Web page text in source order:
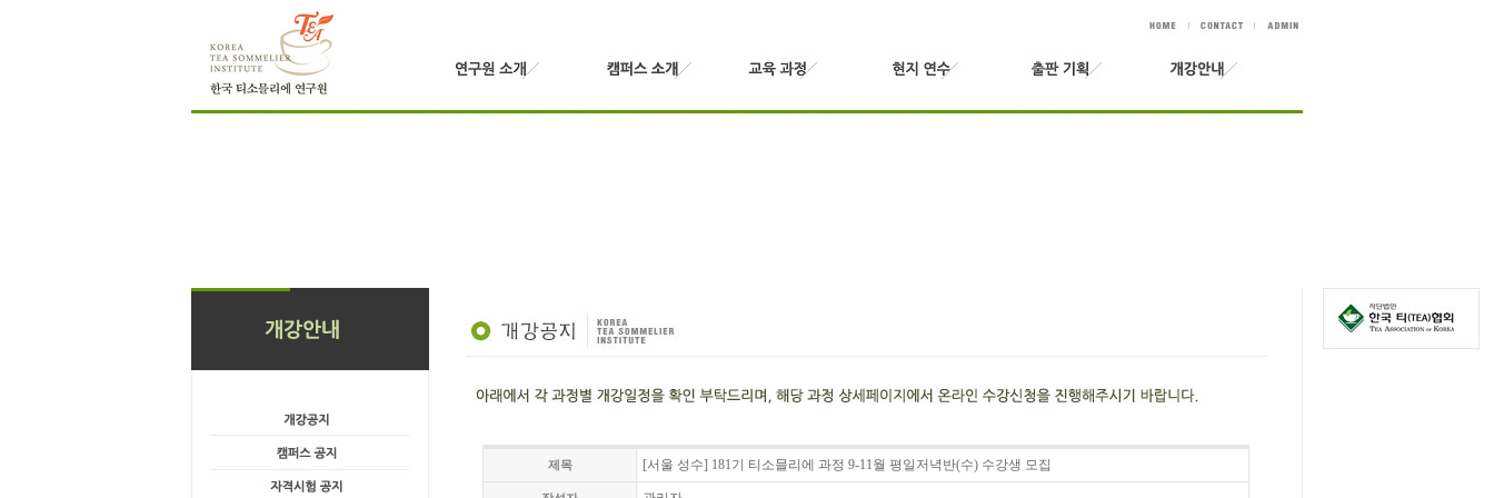
제목 [서울 성수] 181기 티소믈리에 과정 9-11월 평일저녁반(수) 수강생 모집